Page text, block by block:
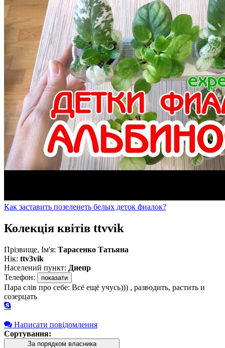
Как заставить позеленеть белых деток фиалок?
Колекція квітів ttvvik
Прізвище, Ім'я: Тарасенко Татьяна
Нік: ttv3vik
Населений пункт: Днепр
Телефон:
показати
Пара слів про себе: Всё ещё учусь))) , разводить, растить и
созерцать
Написати повідомлення
Сортування:
За порядком власника